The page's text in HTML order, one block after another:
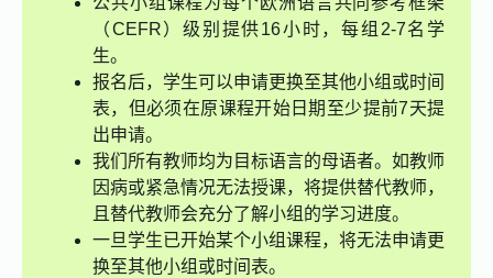
（CEFR）级别提供16小时，每组2-7名学
生。
报名后，学生可以申请更换至其他小组或时间
表，但必须在原课程开始日期至少提前7天提
出申请。
我们所有教师均为目标语言的母语者。如教师
因病或紧急情况无法授课，将提供替代教师，
且替代教师会充分了解小组的学习进度。
一旦学生已开始某个小组课程，将无法申请更
换至其他小组或时间表。